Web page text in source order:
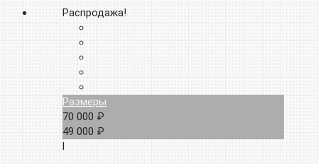
Распродажа!
Размеры
70 000 ₽
49 000 ₽
l